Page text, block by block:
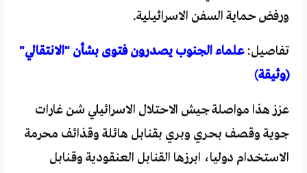
ورفض حماية السفن الاسرائيلية.
تفاصيل:علماء الجنوب يصدرون فتوى بشأن "الانتقالي"
(وثيقة)
عزز هذا مواصلة جيش الاحتلال الاسرائيلي شن غارات
جوية وقصف بحري وبري بقنابل هائلة وقذائف محرمة
الاستخدام دوليا، ابرزها القنابل العنقودية وقنابل